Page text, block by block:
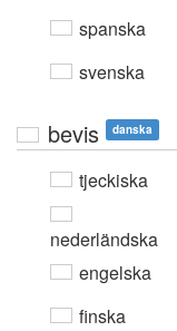
spanska
svenska
bevis danska
tjeckiska
nederländska
engelska
finska